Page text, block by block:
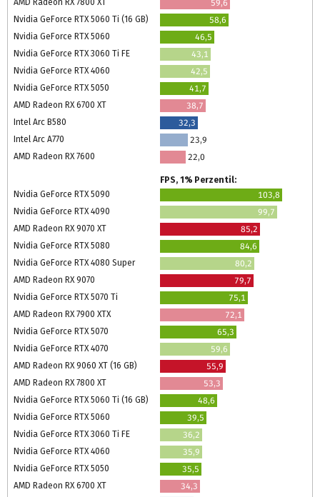
59,6
Nvidia GeForce RTX 5060 Ti (16 GB)
58,6
Nvidia GeForce RTX 5060
46,5
Nvidia GeForce RTX 3060 Ti FE
43,1
Nvidia GeForce RTX 4060
42,5
Nvidia GeForce RTX 5050
41,7
AMD Radeon RX 6700 XT
38,7
Intel Arc B580
32,3
Intel Arc A770
23,9
AMD Radeon RX 7600
22,0
FPS, 1% Perzentil:
Nvidia GeForce RTX 5090
103,8
Nvidia GeForce RTX 4090
99,7
AMD Radeon RX 9070 XT
85,2
Nvidia GeForce RTX 5080
84,6
Nvidia GeForce RTX 4080 Super
80,2
AMD Radeon RX 9070
79,7
Nvidia GeForce RTX 5070 Ti
75,1
AMD Radeon RX 7900 XTX
72,1
Nvidia GeForce RTX 5070
65,3
Nvidia GeForce RTX 4070
59,6
AMD Radeon RX 9060 XT (16 GB)
55,9
AMD Radeon RX 7800 XT
53,3
Nvidia GeForce RTX 5060 Ti (16 GB)
48,6
Nvidia GeForce RTX 5060
39,5
Nvidia GeForce RTX 3060 Ti FE
36,2
Nvidia GeForce RTX 4060
35,9
Nvidia GeForce RTX 5050
35,5
AMD Radeon RX 6700 XT
34,3